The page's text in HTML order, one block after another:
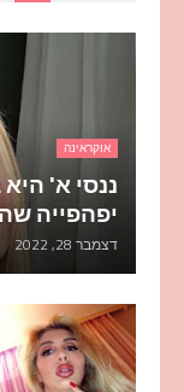
אוקראינה
ננסי א'
יפהפייה
דצמבר 28, 2022